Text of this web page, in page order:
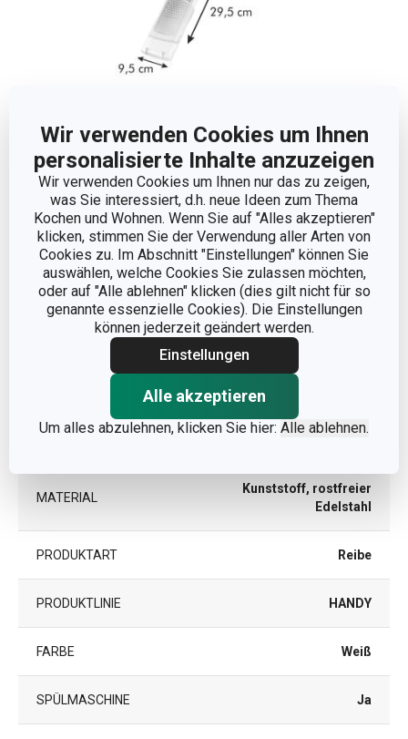
Wir verwenden Cookies um Ihnen
personalisierte Inhalte anzuzeigen
Wir verwenden Cookies um Ihnen nur das zu zeigen,
was Sie interessiert, d.h. neue Ideen zum Thema
Kochen und Wohnen. Wenn Sie auf "Alles akzeptieren"
klicken, stimmen Sie der Verwendung aller Arten von
Cookies zu. Im Abschnitt "Einstellungen" können Sie
auswählen, welche Cookies Sie zulassen möchten,
oder auf "Alle ablehnen" klicken (dies gilt nicht für so
genannte essenzielle Cookies). Die Einstellungen
können jederzeit geändert werden.
Einstellungen
Alle akzeptieren
Um alles abzulehnen, klicken Sie hier: Alle ablehnen.
Abmessungen
PRODUKTBREITE (CM) 9.5
PRODUKTHÖHE (CM) 3
PRODUKTLÄNGE (CM)
Andere Parameter
MATERIAL
Kunststoff, rostfreier
Edelstahl
PRODUKTART Reibe
PRODUKTLINIE HANDY
FARBE Weiß
SPÜLMASCHINE Ja